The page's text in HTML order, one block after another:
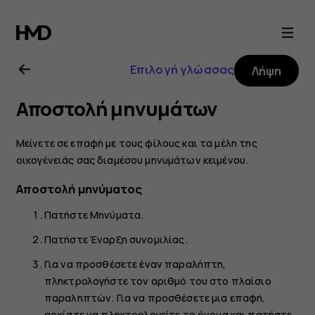
Οδηγίες
χρήσης
Nokia
6.2
Επιλογή γλώσσας Λήψη
Αποστολή μηνυμάτων
Μείνετε σε επαφή με τους φίλους και τα μέλη της
οικογένειάς σας διαμέσου μηνυμάτων κειμένου.
Αποστολή μηνύματος
ΠατήστεΜηνύματα.
ΠατήστεΈναρξη συνομιλίας.
Για να προσθέσετε έναν παραλήπτη,
πληκτρολογήστε τον αριθμό του στο πλαίσιο
παραληπτών. Για να προσθέσετε μια επαφή,